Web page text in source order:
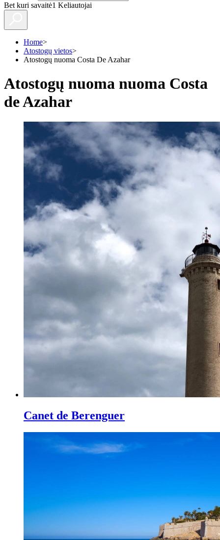
Bet kuri savaitė1 Keliautojai
Home>
Atostogų vietos>
Atostogų nuoma Costa De Azahar
Atostogų nuoma nuoma Costa
de Azahar
Canet de Berenguer